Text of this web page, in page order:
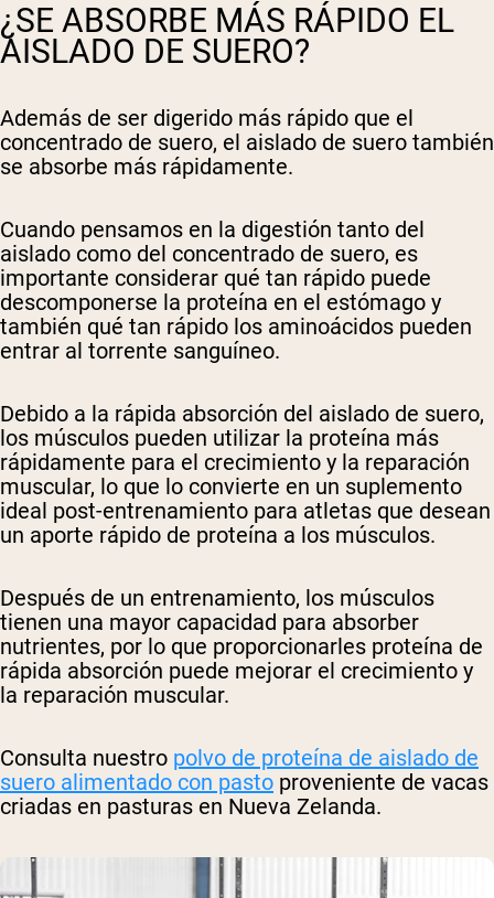
¿SE ABSORBE MÁS RÁPIDO EL
AISLADO DE SUERO?
Además de ser digerido más rápido que el
concentrado de suero, el aislado de suero también
se absorbe más rápidamente.
Cuando pensamos en la digestión tanto del
aislado como del concentrado de suero, es
importante considerar qué tan rápido puede
descomponerse la proteína en el estómago y
también qué tan rápido los aminoácidos pueden
entrar al torrente sanguíneo.
Debido a la rápida absorción del aislado de suero,
los músculos pueden utilizar la proteína más
rápidamente para el crecimiento y la reparación
muscular, lo que lo convierte en un suplemento
ideal post-entrenamiento para atletas que desean
un aporte rápido de proteína a los músculos.
Después de un entrenamiento, los músculos
tienen una mayor capacidad para absorber
nutrientes, por lo que proporcionarles proteína de
rápida absorción puede mejorar el crecimiento y
la reparación muscular.
Consulta nuestro polvo de proteína de aislado de
suero alimentado con pasto proveniente de vacas
criadas en pasturas en Nueva Zelanda.